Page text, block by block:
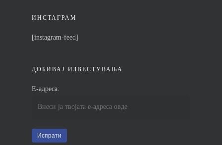
ИНСТАГРАМ
[instagram-feed]
ДОБИВАЈ ИЗВЕСТУВАЊА
Е-адреса: